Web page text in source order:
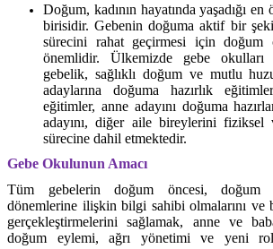
Doğum, kadının hayatında yaşadığı
birisidir. Gebenin doğuma aktif bir
sürecini rahat geçirmesi için doğum
önemlidir. Ülkemizde gebe okulları
gebelik, sağlıklı doğum ve mutlu
adaylarına doğuma hazırlık
eğitimler, anne adayını doğuma
adayını, diğer aile bireylerini
sürecine dahil etmektedir.
Gebe Okulunun Amacı
Tüm gebelerin doğum öncesi, doğum
dönemlerine ilişkin bilgi sahibi olmalarını
gerçekleştirmelerini sağlamak, anne ve
doğum eylemi, ağrı yönetimi ve yeni